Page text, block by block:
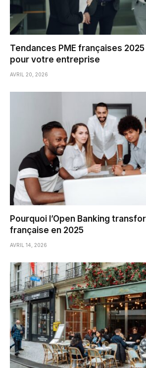
Tendances PME françaises
pour votre entreprise
AVRIL 20, 2026
Pourquoi l’Open Banking
française en 2025
AVRIL 14, 2026